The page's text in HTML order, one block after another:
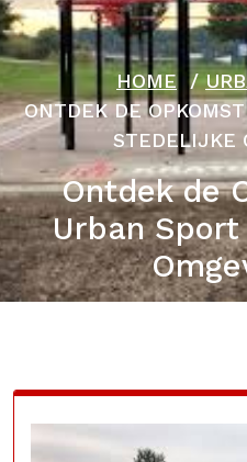
HOME /
ONTDEK DE
STEDELIJKE
Ontdek de
Urban